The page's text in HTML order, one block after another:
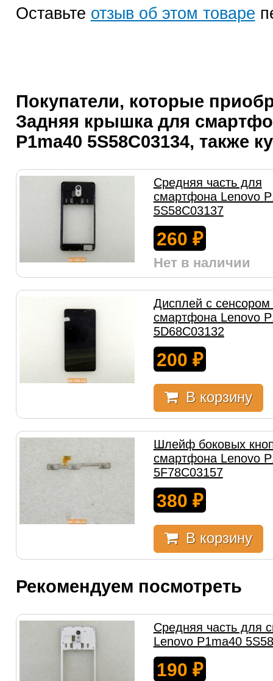
Оставьте отзыв об этом товаре
Покупатели, которые
Задняя крышка для
P1ma40 5S58C03134, также
Средняя часть для
смартфона Lenovo
5S58C03137
260 ₽
Нет в наличии
Дисплей с
смартфона Lenovo
5D68C03132
200 ₽
В корзину
Шлейф боковых
смартфона Lenovo
5F78C03157
380 ₽
В корзину
Рекомендуем посмотреть
Средняя часть для
Lenovo P1ma40
190 ₽